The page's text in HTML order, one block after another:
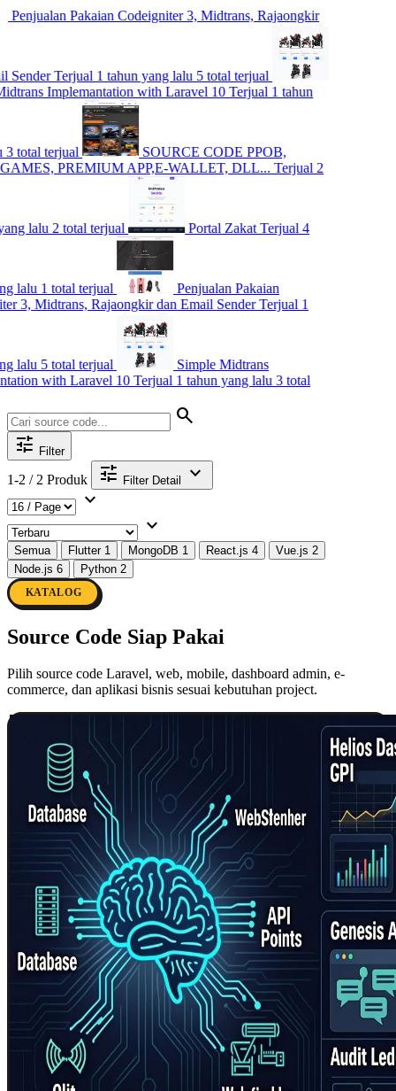
Pakaian Codeigniter 3, Midtrans, Rajaongkir
Terjual 1 tahun yang lalu5 total terjual
with Laravel 10Terjual 1 tahun
SOURCE CODE PPOB,
PREMIUM APP,E-WALLET, DLL...Terjual 2
2 total terjual Portal ZakatTerjual 4
terjual
Penjualan Pakaian
Rajaongkir dan Email SenderTerjual 1
terjual
Simple Midtrans
Laravel 10Terjual 1 tahun yang lalu3 total
search
tune Filter
1-2 / 2 Produk tune Filter Detail
expand_more
expand_more
expand_more
Semua Flutter 1 MongoDB 1 React.js 4 Vue.js 2
Node.js 6 Python 2
KATALOG
Source Code Siap Pakai
Pilih source code Laravel, web, mobile, dashboard admin, e-
commerce, dan aplikasi bisnis sesuai kebutuhan project.